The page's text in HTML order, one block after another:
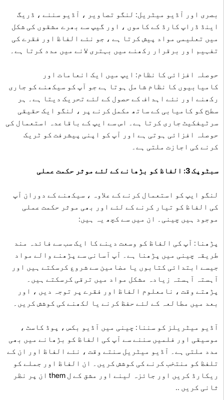
بصری اور آڈیو میٹریل: لنگو تصاویر ، آڈیو سننے ، ڈریگ
اینڈ ڈراپ کارڈ کے کاموں ، اور گیپ سے بھرے مشقوں کی شکل
میں تعلیمی مواد پیش کرتا ہے ، جو نئے الفاظ اور فقرے کی
تفہیم اور برقرار رکھنے میں بہتری لانے میں مدد کرتا ہے۔
حوصلہ افزائی کا نظام: ایپ میں ایک انعامات اور
کامیابیوں کا نظام شامل ہوتا ہے جو آپ کو سیکھنے کو جاری
رکھنے اور نئے اہداف کے حصول کے لئے تحریک دیتا ہے۔ ہر
سطح کو کامیابی کے ساتھ مکمل کرنے پر ، لنگو ایک حقیقی
سرٹیفکیٹ جاری کرتا ہے۔ اس سے ایپ کے باقاعدہ استعمال کی
حوصلہ افزائی ہوتی ہے اور آپ کو اپنی پیشرفت کو ٹریک
کرنے کی اجازت ملتی ہے۔
سبٹوپک 3: الفاظ کو بڑھانے کے لئے موثر حکمت عملی
لنگو ایپ کو استعمال کرنے کے علاوہ ، سیکھنے کے دوران آپ
کی الفاظ کو تیار کرنے کے لئے اور بھی موثر حکمت عملی
موجود ہیں چینی۔ ان میں سے کچھ یہ ہیں:
پڑھنا: آپ کی الفاظ کو وسعت دینے کا ایک سب سے فائدہ مند
طریقہ چینی میں پڑھنا ہے۔ آپ آسانی سے پڑھنے والے مواد
جیسے ابتدائی کتابوں یا مضامین سے شروع کرسکتے ہیں اور
آہستہ آہستہ زیادہ مشکل مواد میں ترقی کرسکتے ہیں۔
پڑھتے وقت ، نامعلوم الفاظ اور فقرے پر توجہ دیں ، اور
بعد میں مطالعہ کے لئے حفظ کرنے یا لکھنے کی کوشش کریں۔
آڈیو میٹریلز کو سننا: چینی میں آڈیو بکس ، پوڈ کاسٹ ،
موسیقی اور فلمیں سننے سے آپ کی الفاظ کو بڑھانے میں بھی
مدد ملتی ہے۔ آڈیو میٹریل سنتے وقت ، نئے الفاظ اور ان کے
تلفظ کو منتخب کرنے کی کوشش کریں۔ ان الفاظ اور جملے کو
ریکارڈ کریں اور جائزہ لینے اور مشق کے ل them ان پر نظر
ثانی کریں ..